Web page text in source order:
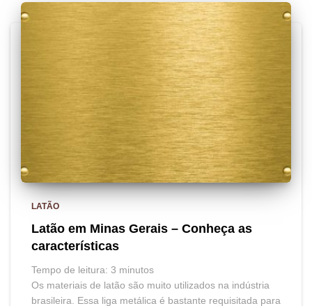
LATÃO
Latão em Minas Gerais – Conheça as
características
Tempo de leitura: 3 minutos
Os materiais de latão são muito utilizados na indústria
brasileira. Essa liga metálica é bastante requisitada para